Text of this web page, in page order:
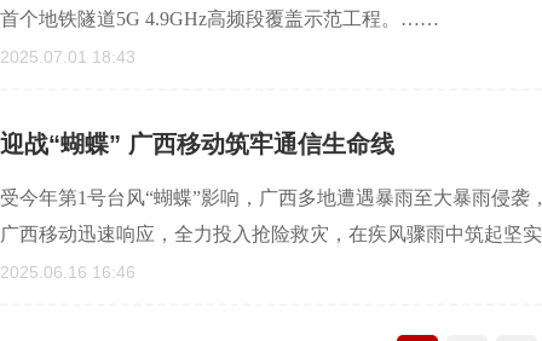
首个地铁隧道5G 4.9GHz高频段覆盖示范工程。……
2025.07.01 18:43
迎战“蝴蝶” 广西移动筑牢通信生命线
受今年第1号台风“蝴蝶”影响，广西多地遭遇暴雨至大暴雨侵
广西移动迅速响应，全力投入抢险救灾，在疾风骤雨中筑起
2025.06.16 16:46